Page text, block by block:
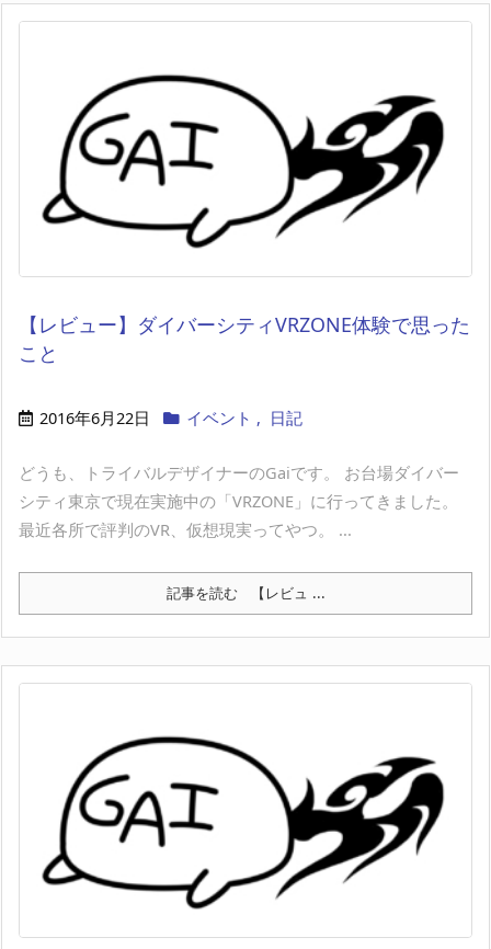
【レビュー】ダイバーシティVRZONE体験で思った
こと
2016年6月22日 イベント , 日記
どうも、トライバルデザイナーのGaiです。 お台場ダイバー
シティ東京で現在実施中の「VRZONE」に行ってきました。
最近各所で評判のVR、仮想現実ってやつ。 ...
記事を読む 【レビュ ...